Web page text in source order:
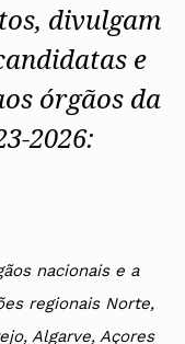
divulgam
e
órgãos da
2026:
nacionais e a
regionais Norte,
Algarve, Açores